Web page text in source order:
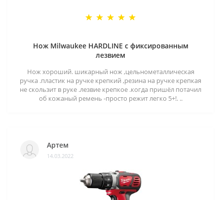
Нож Milwaukee HARDLINE с фиксированным
лезвием
Нож хороший. шикарный нож ,цельнометаллическая
ручка .пластик на ручке крепкий ,резина на ручке крепкая
не скользит в руке .лезвие крепкое .когда пришёл потачил
об кожаный ремень -просто режит легко 5+!. ..
Артем
14.03.2022